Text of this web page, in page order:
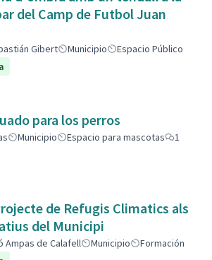
del Camp de Futbol Juan
Gibert Municipio
Espacio Público
para los perros
Municipio Espacio para mascotas
1
de Refugis Climatics als
del Municipi
Ampas de Calafell Municipio
Formación